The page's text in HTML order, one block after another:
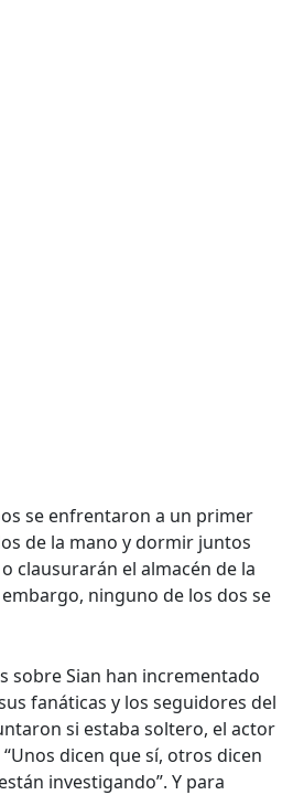
se enfrentaron a un primer
de la mano y dormir juntos
clausurarán el almacén de la
ninguno de los dos se
sobre Sian han incrementado
fanáticas y los seguidores del
si estaba soltero, el actor
dicen que sí, otros dicen
investigando”. Y para